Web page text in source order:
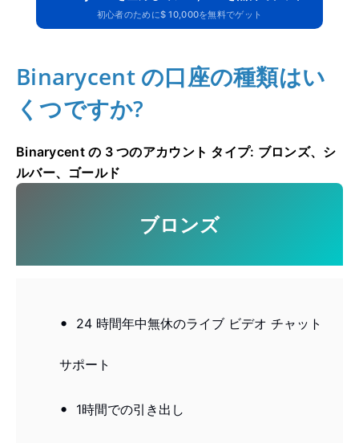
初心者のために$ 10,000を無料でゲット
Binarycent の口座の種類はい
くつですか?
Binarycent の 3 つのアカウント タイプ: ブロンズ、シ
ルバー、ゴールド
ブロンズ
24 時間年中無休のライブ ビデオ チャット
サポート
1時間での引き出し